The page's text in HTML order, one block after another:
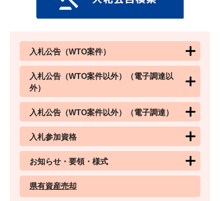
入札公告（WTO案件）
入札公告（WTO案件以外）（電子調達以
外）
入札公告（WTO案件以外）（電子調達）
入札参加資格
お知らせ・要領・様式
県有資産売却